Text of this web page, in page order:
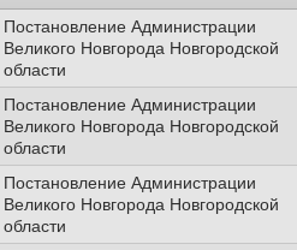
Постановление Администрации
Великого Новгорода Новгородской
области
Постановление Администрации
Великого Новгорода Новгородской
области
Постановление Администрации
Великого Новгорода Новгородской
области